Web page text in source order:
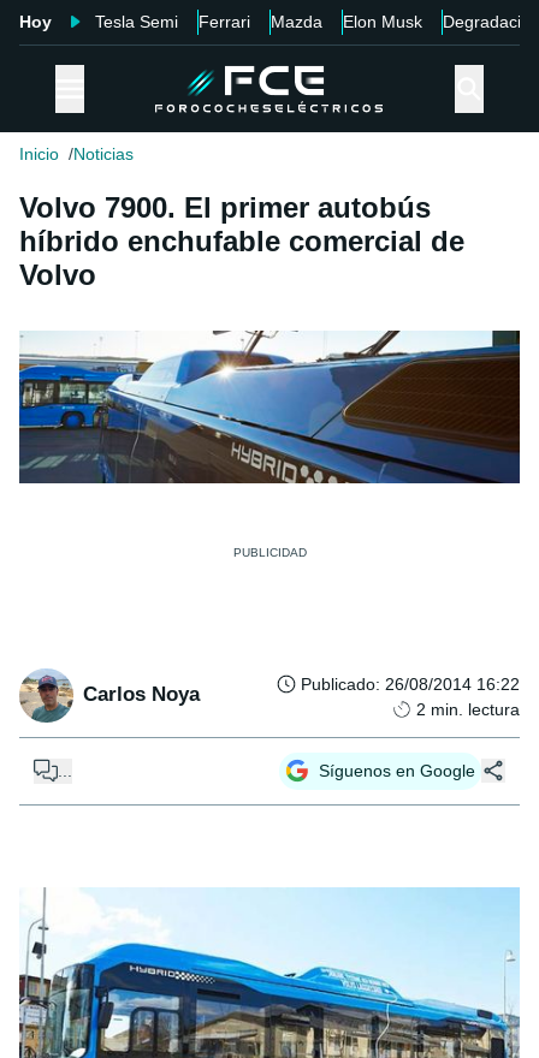
Hoy Tesla Semi Ferrari Mazda Elon Musk Degradación
Inicio Noticias
Volvo 7900. El primer autobús
híbrido enchufable comercial de
Volvo
Carlos Noya Publicado: 26/08/2014 16:22
2 min. lectura
Síguenos en Google